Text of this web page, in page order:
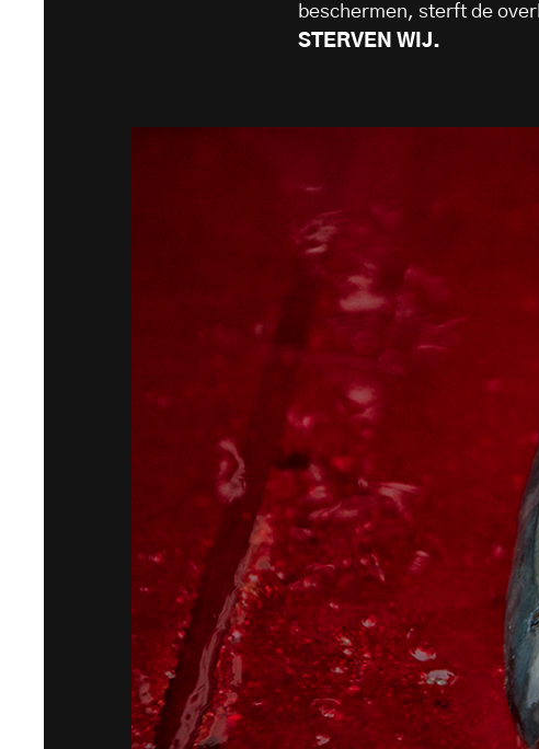
beschermen, sterft de
STERVEN WIJ.